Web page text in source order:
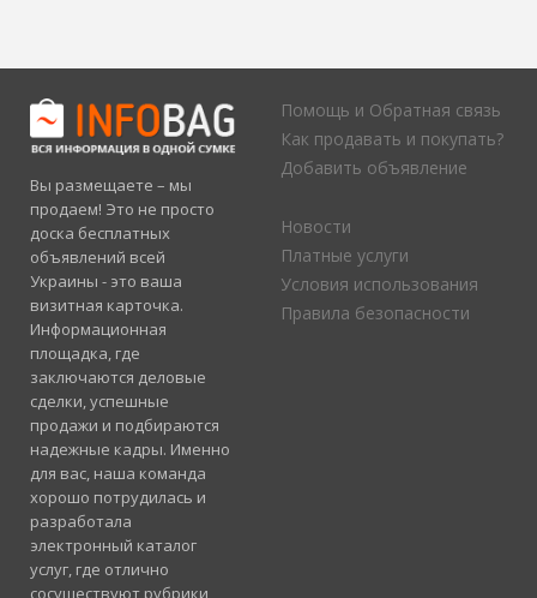
Вы размещаете – мы
продаем! Это не просто
доска бесплатных
объявлений всей
Украины - это ваша
визитная карточка.
Информационная
площадка, где
заключаются деловые
сделки, успешные
продажи и подбираются
надежные кадры. Именно
для вас, наша команда
хорошо потрудилась и
разработала
электронный каталог
услуг, где отлично
сосуществуют рубрики
Помощь и Обратная связь
Как продавать и покупать?
Добавить объявление
Новости
Платные услуги
Условия использования
Правила безопасности